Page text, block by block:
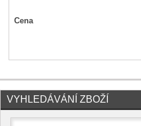
Cena
VYHLEDÁVÁNÍ ZBOŽÍ